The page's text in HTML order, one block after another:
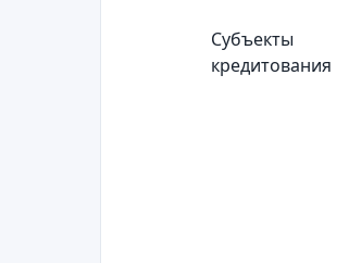
Субъекты
кредитования